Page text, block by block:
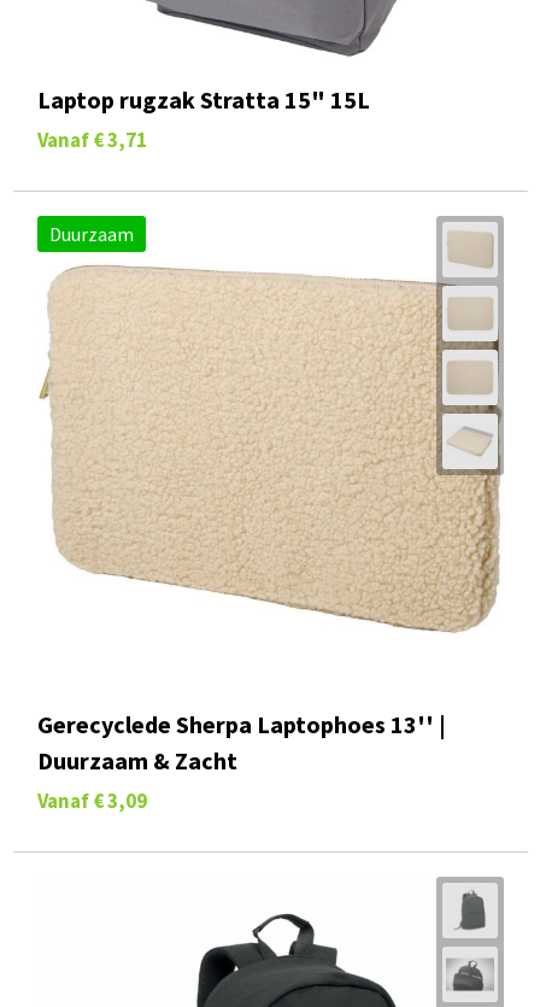
Laptop rugzak Stratta 15" 15L
Vanaf € 3,71
Duurzaam
Gerecyclede Sherpa Laptophoes 13'' |
Duurzaam & Zacht
Vanaf € 3,09